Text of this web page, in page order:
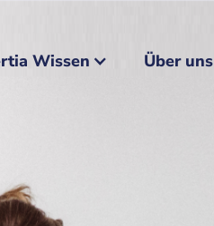
Wissen Über uns